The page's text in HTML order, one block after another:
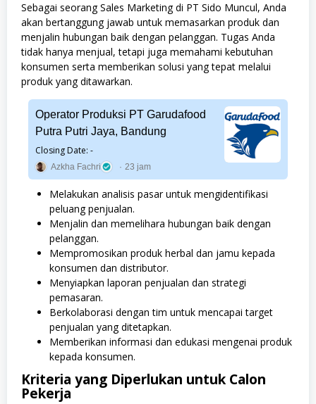
Sebagai seorang Sales Marketing di PT Sido Muncul, Anda
akan bertanggung jawab untuk memasarkan produk dan
menjalin hubungan baik dengan pelanggan. Tugas Anda
tidak hanya menjual, tetapi juga memahami kebutuhan
konsumen serta memberikan solusi yang tepat melalui
produk yang ditawarkan.
Operator Produksi PT Garudafood
Putra Putri Jaya, Bandung
Closing Date: -
Azkha Fachri 23 jam
Melakukan analisis pasar untuk mengidentifikasi
peluang penjualan.
Menjalin dan memelihara hubungan baik dengan
pelanggan.
Mempromosikan produk herbal dan jamu kepada
konsumen dan distributor.
Menyiapkan laporan penjualan dan strategi
pemasaran.
Berkolaborasi dengan tim untuk mencapai target
penjualan yang ditetapkan.
Memberikan informasi dan edukasi mengenai produk
kepada konsumen.
Kriteria yang Diperlukan untuk Calon
Pekerja